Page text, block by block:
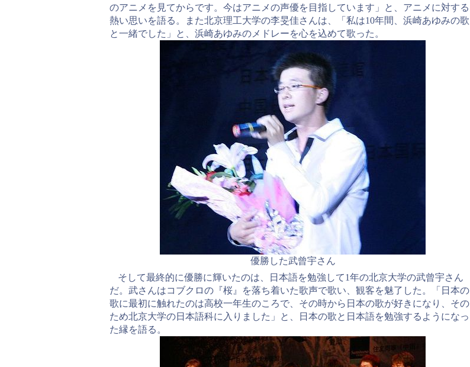
のアニメを見てからです。今はアニメの声優を目指しています」と、アニメに対する
熱い思いを語る。また北京理工大学の李旻佳さんは、「私は10年間、浜崎あゆみの歌
と一緒でした」と、浜崎あゆみのメドレーを心を込めて歌った。
優勝した武曾宇さん
そして最終的に優勝に輝いたのは、日本語を勉強して1年の北京大学の武曾宇さん
だ。武さんはコブクロの『桜』を落ち着いた歌声で歌い、観客を魅了した。「日本の
歌に最初に触れたのは高校一年生のころで、その時から日本の歌が好きになり、その
ため北京大学の日本語科に入りました」と、日本の歌と日本語を勉強するようになっ
た縁を語る。